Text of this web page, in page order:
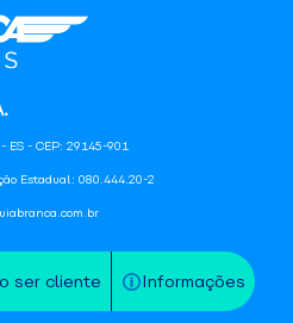
ser cliente Informações
ES - CEP: 29145-901
Estadual: 080.444.20-2